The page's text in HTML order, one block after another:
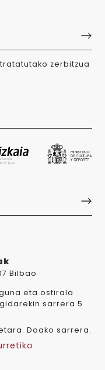
zerbitzua
Bilbao
eta ostirala
sarrera 5
Doako sarrera.